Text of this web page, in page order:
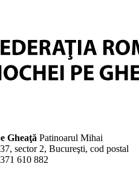
Gheaţă Patinoarul Mihai
sector 2, Bucureşti, cod postal
610 882